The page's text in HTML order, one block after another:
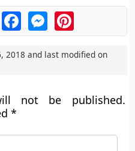
FacebookMessengerPinterest
2018 and last modified on
not be published.
*